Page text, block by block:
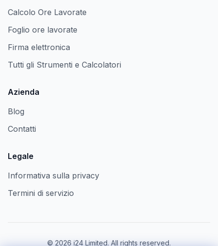
Calcolo Ore Lavorate
Foglio ore lavorate
Firma elettronica
Tutti gli Strumenti e Calcolatori
Azienda
Blog
Contatti
Legale
Informativa sulla privacy
Termini di servizio
© 2026 i24 Limited. All rights reserved.